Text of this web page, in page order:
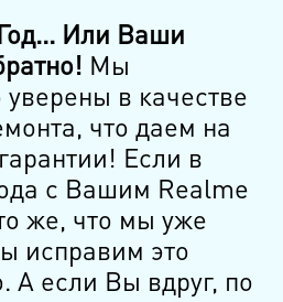
Или Ваши
Мы
уверены в качестве
что даем на
Если в
с Вашим Realme
же, что мы уже
исправим это
А если Вы вдруг, по